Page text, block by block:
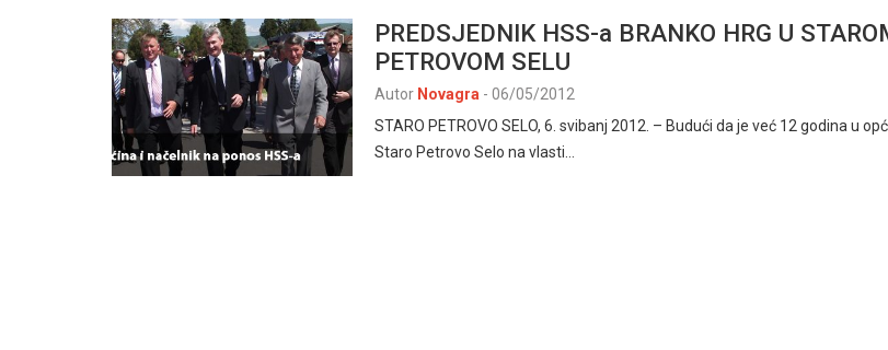
PREDSJEDNIK HSS-a BRANKO HRG U
PETROVOM SELU
Autor Novagra - 06/05/2012
STARO PETROVO SELO, 6. svibanj 2012. – Budući da je već 12 godina u
Staro Petrovo Selo na vlasti…